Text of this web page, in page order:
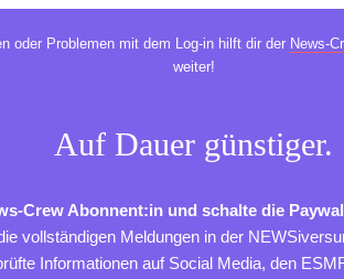
oder Problemen mit dem Log-in hilft dir der News-
weiter!
Auf Dauer günstiger.
Crew Abonnent:in und schalte die
vollständigen Meldungen in der
Informationen auf Social Media, den